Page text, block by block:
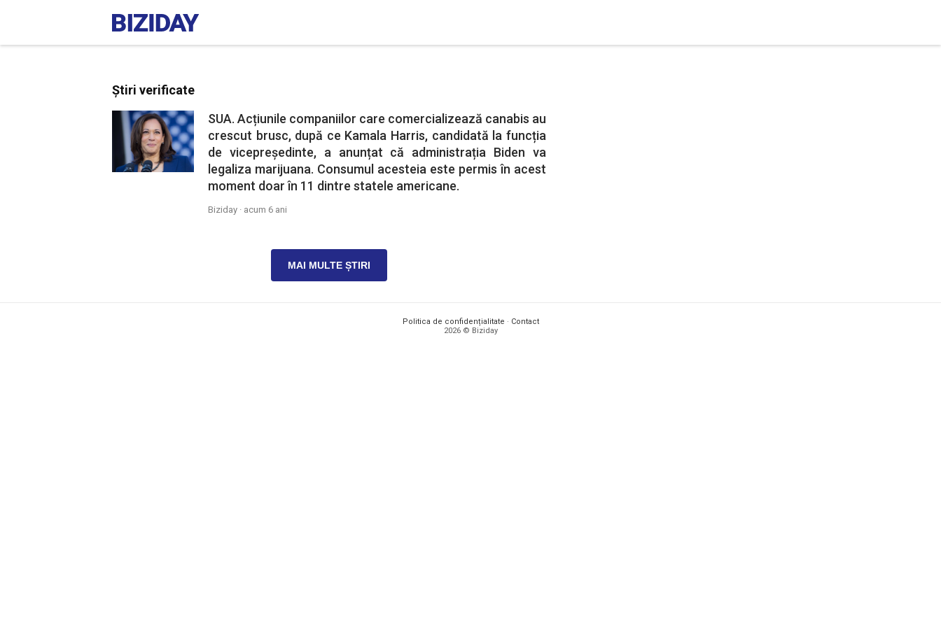
Știri verificate
SUA. Acțiunile companiilor care comercializează canabis au
crescut brusc, după ce Kamala Harris, candidată la funcția
de vicepreședinte, a anunțat că administrația Biden va
legaliza marijuana. Consumul acesteia este permis în acest
moment doar în 11 dintre statele americane.
Biziday · acum 6 ani
MAI MULTE ȘTIRI
Politica de confidențialitate · Contact
2026 © Biziday